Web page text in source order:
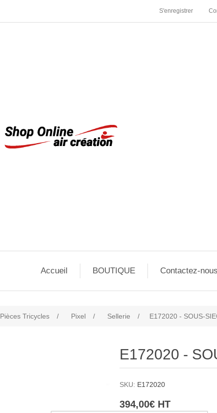
S'enregistrer
Accueil BOUTIQUE Contactez-nous
Pièces Tricycles / Pixel / Sellerie / E172020 - SOUS-
E172020 -
SKU: E172020
394,00€ HT